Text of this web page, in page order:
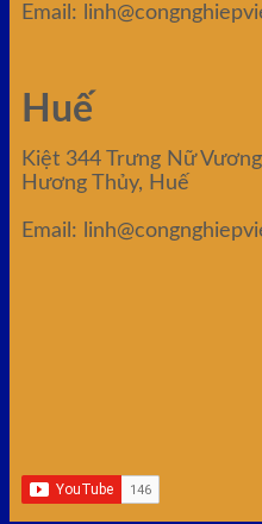
Email:
Huế
Kiệt 344 Trưng Nữ
Hương Thủy, Huế
Email: